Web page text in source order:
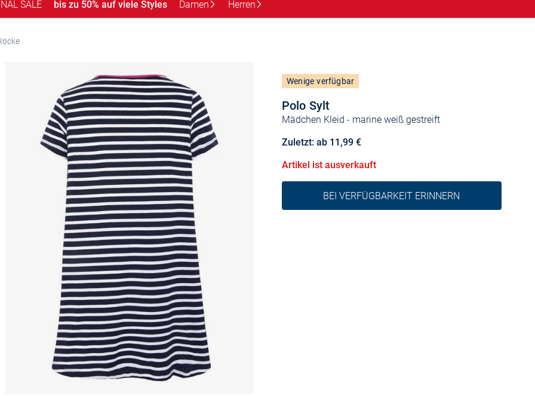
SALE bis zu 50% auf viele Styles Damen Herren
Polo Sylt
Mädchen Kleid - marine weiß gestreift
Wenige verfügbar
Zuletzt: ab 11,99 €
Artikel ist ausverkauft
BEI VERFÜGBARKEIT ERINNERN